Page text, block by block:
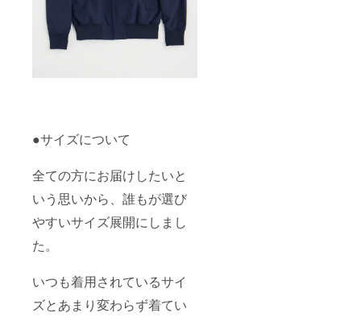
●サイズについて
全ての方にお届けしたいと
いう思いから、誰もが選び
やすいサイズ展開にしまし
た。
いつも着用されているサイ
ズとあまり変わらず着てい